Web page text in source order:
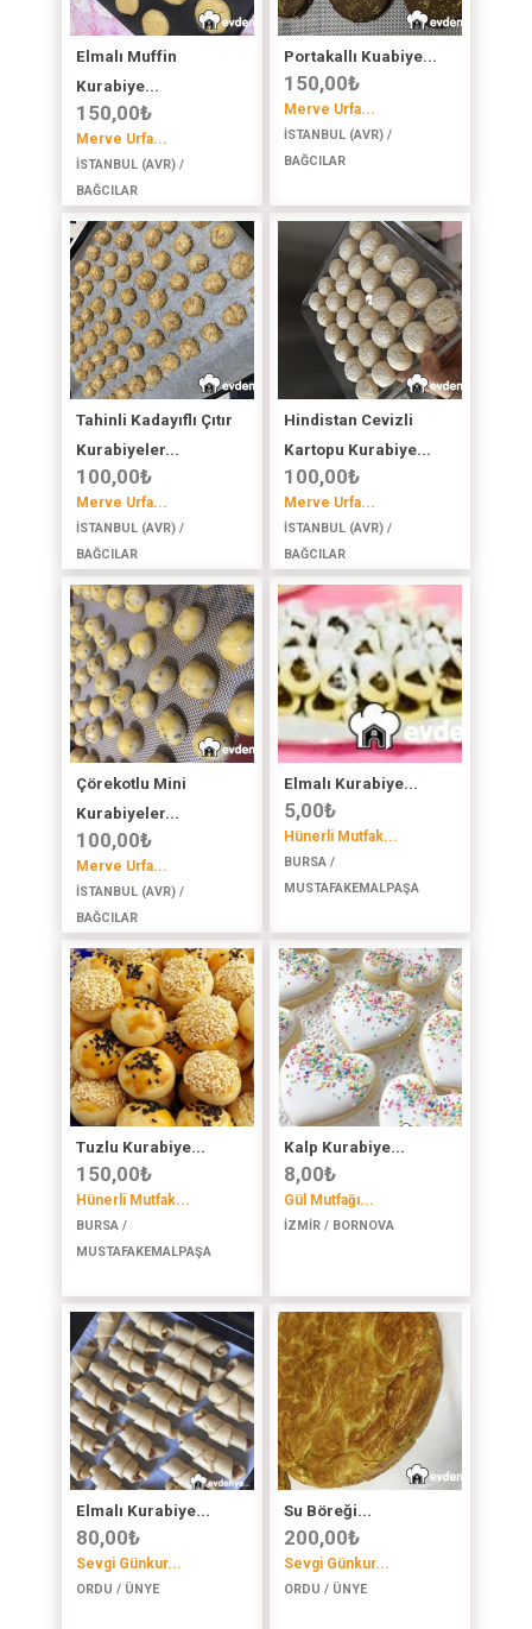
Elmalı Muffin
Kurabiye...
150,00₺
Merve Urfa...
İSTANBUL (AVR) /
BAĞCILAR
Portakallı Kuabiye...
150,00₺
Merve Urfa...
İSTANBUL (AVR) /
BAĞCILAR
Tahinli Kadayıflı Çıtır
Kurabiyeler...
100,00₺
Merve Urfa...
İSTANBUL (AVR) /
BAĞCILAR
Hindistan Cevizli
Kartopu Kurabiye...
100,00₺
Merve Urfa...
İSTANBUL (AVR) /
BAĞCILAR
Çörekotlu Mini
Kurabiyeler...
100,00₺
Merve Urfa...
İSTANBUL (AVR) /
BAĞCILAR
Elmalı Kurabiye...
5,00₺
Hünerli Mutfak...
BURSA /
MUSTAFAKEMALPAŞA
Tuzlu Kurabiye...
150,00₺
Hünerli Mutfak...
BURSA /
MUSTAFAKEMALPAŞA
Kalp Kurabiye...
8,00₺
Gül Mutfağı...
İZMİR / BORNOVA
Elmalı Kurabiye...
80,00₺
Sevgi Günkur...
ORDU / ÜNYE
Su Böreği...
200,00₺
Sevgi Günkur...
ORDU / ÜNYE